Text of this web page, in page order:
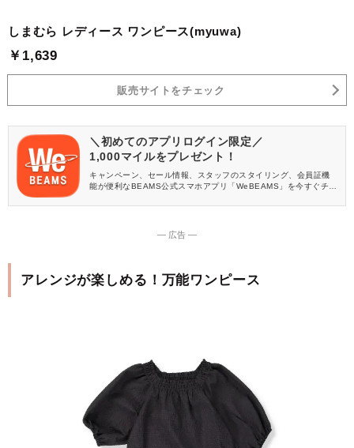
しまむら レディース ワンピース(myuwa)
￥1,639
販売サイトをチェック
＼初めてのアプリログイン限定／
1,000マイルをプレゼント！
キャンペーン、セール情報、スタッフのスタイリング、会員証機
能が便利なBEAMS公式スマホアプリ「WeBEAMS」を今すぐチェ
― 広告 ―
アレンジが楽しめる！万能ワンピース